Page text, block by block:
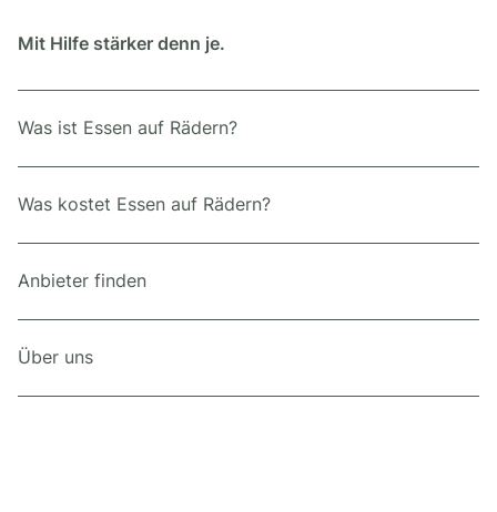
Mit Hilfe stärker denn je.
Was ist Essen auf Rädern?
Was kostet Essen auf Rädern?
Anbieter finden
Über uns